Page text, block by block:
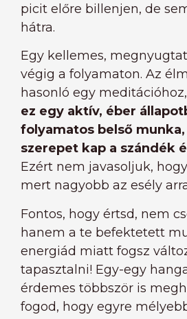
picit előre billenjen, de
hátra.
Egy kellemes,
végig a folyamaton. Az
hasonló egy
ez egy aktív, éber
folyamatos belső
szerepet kap a szándék
Ezért nem javasoljuk,
mert nagyobb az esély
Fontos, hogy értsd, nem
hanem a te befektetett
energiád miatt fogsz
tapasztalni! Egy-egy
érdemes többször is
fogod, hogy egyre